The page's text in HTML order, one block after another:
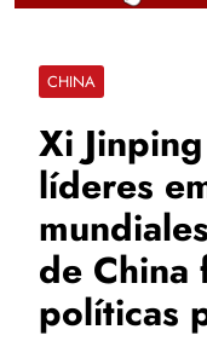
CHINA
Xi
líderes
de China
políticas